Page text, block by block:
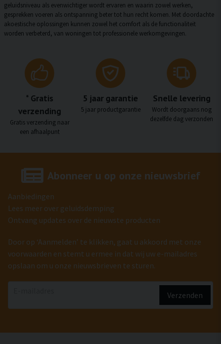
geluidsniveau als evenwichtiger wordt ervaren en waarin zowel werken,
gesprekken voeren als ontspanning beter tot hun recht komen. Met doordachte
akoestische oplossingen kunnen zowel het comfort als de functionaliteit
worden verbeterd, van woningen tot professionele werkomgevingen.
* Gratis
verzending
Gratis verzending naar
een afhaalpunt
5 jaar garantie
5 jaar productgarantie
Snelle levering
Wordt doorgaans nog
dezelfde dag verzonden
Abonneer u op onze nieuwsbrief
Verzenden
Aanbiedingen
Lees meer over geluidsdemping
Ontvang updates over de nieuwste producten
Door op ‘Aanmelden’ te klikken, gaat u akkoord met onze
voorwaarden en stemt u ermee in dat wij uw e-mailadres
opslaan om u onze nieuwsbrieven te sturen.